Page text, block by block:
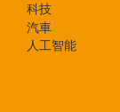
科技
汽車
人工智能